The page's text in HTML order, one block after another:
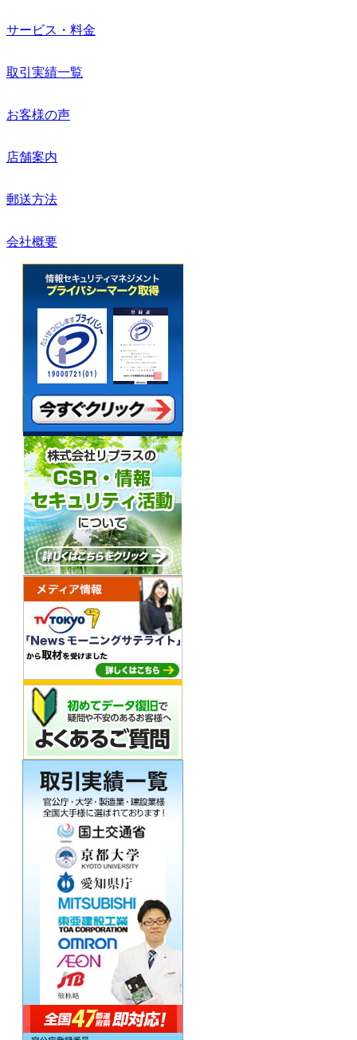
サービス・料金
取引実績一覧
お客様の声
店舗案内
郵送方法
会社概要